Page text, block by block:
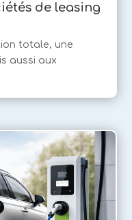
de leasing
totale, une
aussi aux